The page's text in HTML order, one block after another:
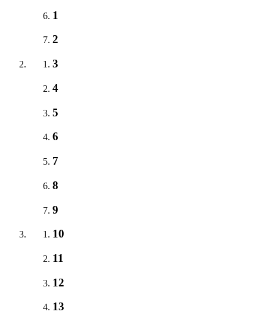
1
2
3
4
5
6
7
8
9
10
11
12
13